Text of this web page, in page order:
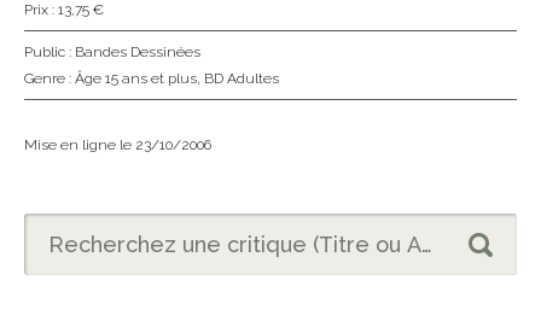
Prix : 13,75 €
Public : Bandes Dessinées
Genre : Âge 15 ans et plus, BD Adultes
Mise en ligne le 23/10/2006